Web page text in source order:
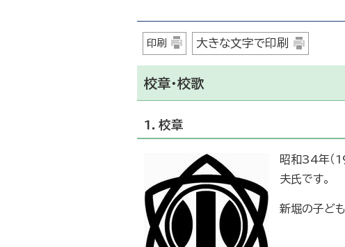
印刷 大きな文字で印刷
校章・校歌
1．校章
昭和34年（
夫氏です。
新堀の子ど